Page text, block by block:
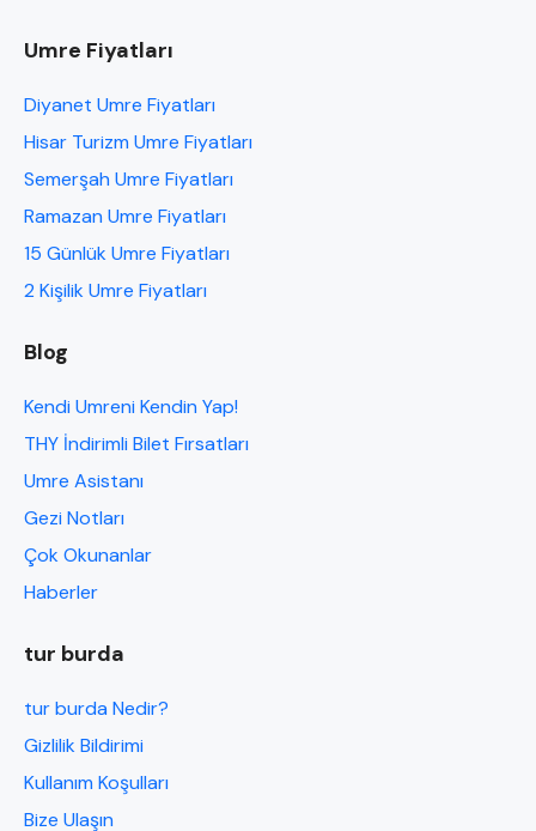
Umre Fiyatları
Diyanet Umre Fiyatları
Hisar Turizm Umre Fiyatları
Semerşah Umre Fiyatları
Ramazan Umre Fiyatları
15 Günlük Umre Fiyatları
2 Kişilik Umre Fiyatları
Blog
Kendi Umreni Kendin Yap!
THY İndirimli Bilet Fırsatları
Umre Asistanı
Gezi Notları
Çok Okunanlar
Haberler
tur burda
tur burda Nedir?
Gizlilik Bildirimi
Kullanım Koşulları
Bize Ulaşın